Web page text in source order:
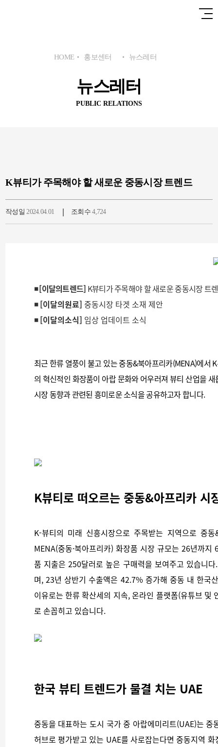
PUBLIC RELATIONS
뉴스레터
HOME 홍보센터 뉴스레터
K뷰티가 주목해야 할 새로운 중동시장 트렌드
작성일 2024.04.01 조회수 4,724
◾ [이달의트렌드] K뷰티가 주목해야 할 새로운 중동시장 트
◾ [이달의원료] 중동시장 타겟 소재 제안
◾ [이달의소식] 임상 업데이트 소식
최근 한류 열풍이 불고 있는 중동&북아프리카(MENA)에서
의 혁신적인 화장품이 아랍 문화와 어우러져 뷰티 산업을
시장 동향과 관련된 흥미로운 소식을 공유하고자 합니다.
K뷰티로 떠오르는 중동&아프리카 시
K-뷰티의 미래 신흥시장으로 주목받는 지역으로 중
MENA(중동·북아프리카) 화장품 시장 규모는 26년까
품 지출은 250달러로 높은 구매력을 보여주고 있습니
며, 23년 상반기 수출액은 42.7% 증가해 중동 내 한국
이유로는 한류 확산세의 지속, 온라인 플랫폼(유튜브
로 손꼽히고 있습니다.
한국 뷰티 트렌드가 물결 치는 UAE
중동을 대표하는 도시 국가 중 아랍에미리트(UAE)는
허브로 평가받고 있는 UAE를 사로잡는다면 중동지역